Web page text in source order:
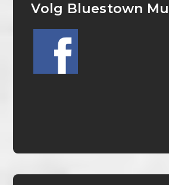
Volg Bluestown